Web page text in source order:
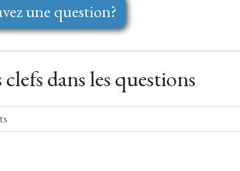
une question?
dans les questions